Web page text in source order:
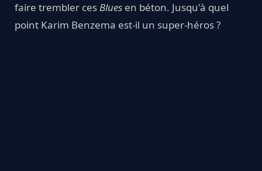
faire trembler cesBlues en béton. Jusqu'à quel
point Karim Benzema est-il un super-héros ?